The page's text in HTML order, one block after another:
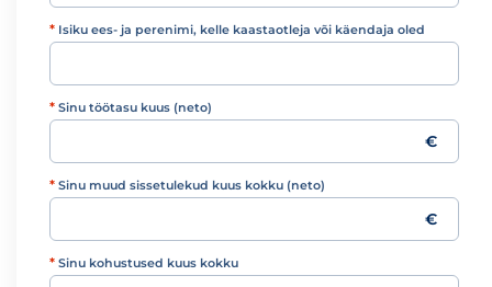
* Isiku ees- ja perenimi, kelle kaastaotleja või käendaja oled
* Sinu töötasu kuus (neto)
€
* Sinu muud sissetulekud kuus kokku (neto)
€
* Sinu kohustused kuus kokku